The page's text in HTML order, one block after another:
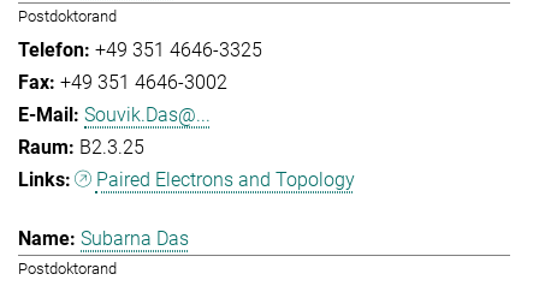
Postdoktorand
+49 351 4646-3325
+49 351 4646-3002
Souvik.Das@...
B2.3.25
Paired Electrons and Topology
Subarna Das
Postdoktorand